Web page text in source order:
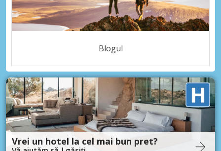
Blogul
Vrei un hotel la cel mai bun pret?